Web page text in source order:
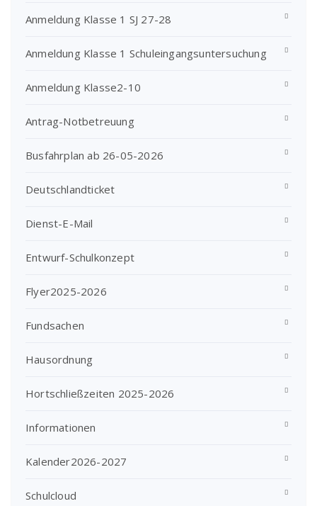
Anmeldung Klasse 1 SJ 27-28
Anmeldung Klasse 1 Schuleingangsuntersuchung
Anmeldung Klasse2-10
Antrag-Notbetreuung
Busfahrplan ab 26-05-2026
Deutschlandticket
Dienst-E-Mail
Entwurf-Schulkonzept
Flyer2025-2026
Fundsachen
Hausordnung
Hortschließzeiten 2025-2026
Informationen
Kalender2026-2027
Schulcloud